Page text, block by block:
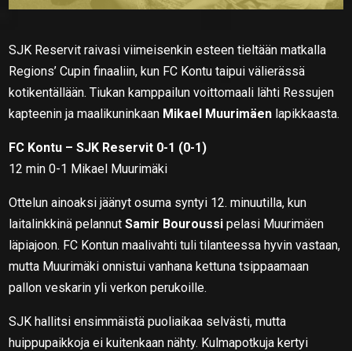
SJK Reservit raivasi viimeisenkin esteen tieltään matkalla
Regions’ Cupin finaaliin, kun FC Kontu taipui välierässä
kotikentällään. Tiukan kamppailun voittomaali lähti Ressujen
kapteenin ja maalikuninkaan Mikael Muurimäen lapikkaasta.
FC Kontu – SJK Reservit 0-1 (0-1)
12 min 0-1 Mikael Muurimäki
Ottelun ainoaksi jäänyt osuma syntyi 12. minuutilla, kun
laitalinkkinä pelannutSamir Bouroussi pelasi Muurimäen
läpiajoon. FC Kontun maalivahti tuli tilanteessa hyvin vastaan,
mutta Muurimäki onnistui vanhana kettuna tsippaamaan
pallon veskarin yli verkon perukoille.
SJK hallitsi ensimmäistä puoliaikaa selvästi, mutta
huippupaikkoja ei kuitenkaan nähty. Kulmapotkuja kertyi